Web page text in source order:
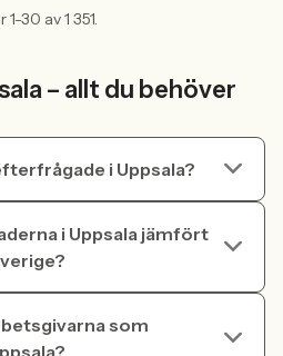
1-30 av 1 351.
– allt du behöver
i Uppsala?
i Uppsala jämfört
som